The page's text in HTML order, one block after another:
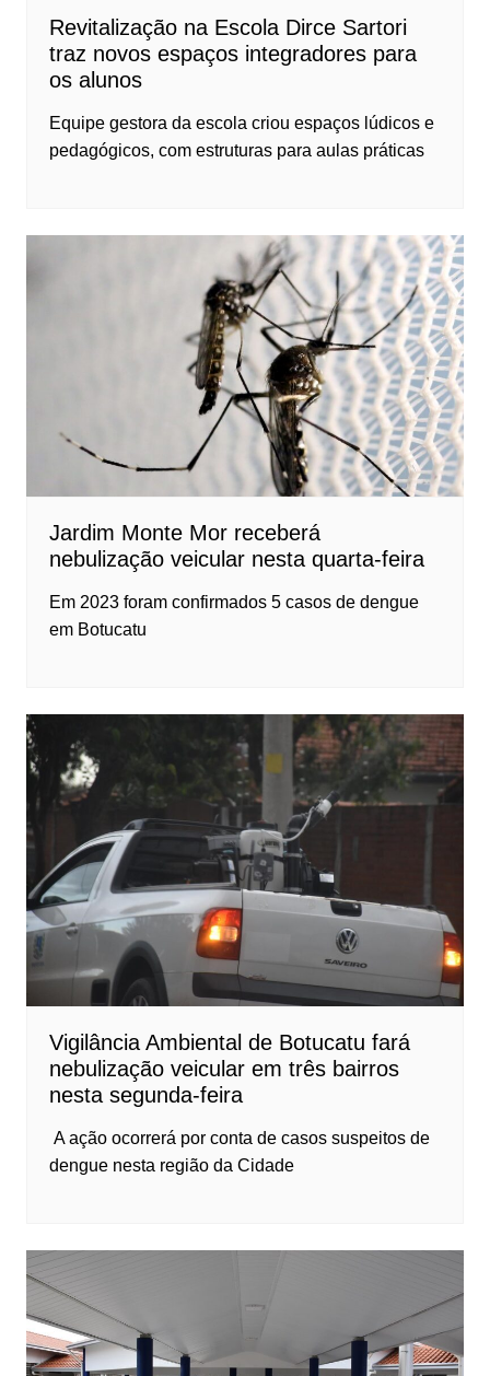
Revitalização na Escola Dirce Sartori
traz novos espaços integradores para
os alunos
Equipe gestora da escola criou espaços lúdicos e
pedagógicos, com estruturas para aulas práticas
Jardim Monte Mor receberá
nebulização veicular nesta quarta-feira
Em 2023 foram confirmados 5 casos de dengue
em Botucatu
Vigilância Ambiental de Botucatu fará
nebulização veicular em três bairros
nesta segunda-feira
A ação ocorrerá por conta de casos suspeitos de
dengue nesta região da Cidade